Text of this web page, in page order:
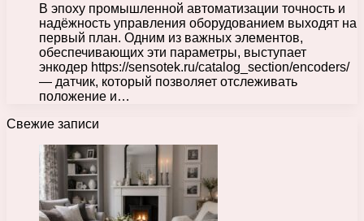
В эпоху промышленной автоматизации точность и
надёжность управления оборудованием выходят на
первый план. Одним из важных элементов,
обеспечивающих эти параметры, выступает
энкодер https://sensotek.ru/catalog_section/encoders/
— датчик, который позволяет отслеживать
положение и…
Свежие записи